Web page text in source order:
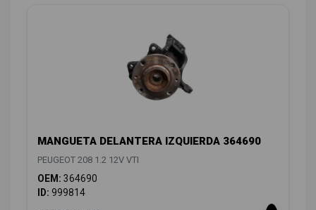
MANGUETA DELANTERA IZQUIERDA 364690
PEUGEOT 208 1.2 12V VTI
OEM: 364690
ID: 999814